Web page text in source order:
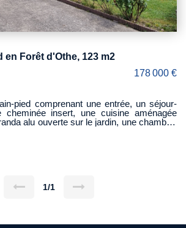
en Forêt d'Othe, 123 m2
178 000 €
pied comprenant une entrée, un séjour-
cheminée insert, une cuisine aménagée
alu ouverte sur le jardin, une chambre,
1/1